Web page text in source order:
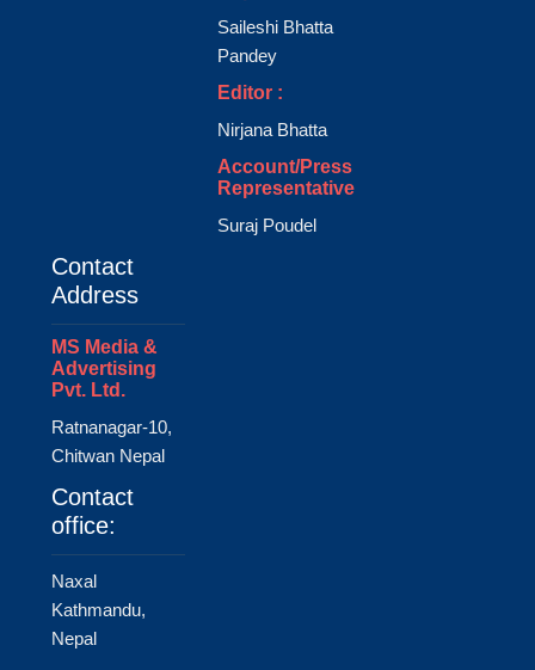
Saileshi Bhatta
Pandey
Editor :
Nirjana Bhatta
Account/Press
Representative
Suraj Poudel
Contact
Address
MS Media &
Advertising
Pvt. Ltd.
Ratnanagar-10,
Chitwan Nepal
Contact
office:
Naxal
Kathmandu,
Nepal